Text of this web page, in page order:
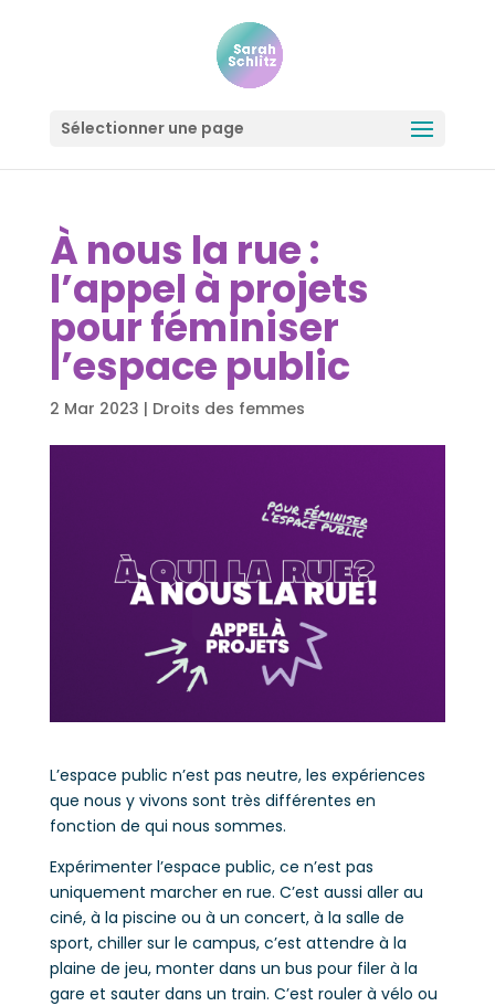
Sélectionner une page
À nous la rue :
l’appel à projets
pour féminiser
l’espace public
2 Mar 2023 | Droits des femmes
L’espace public n’est pas neutre, les expériences
que nous y vivons sont très différentes en
fonction de qui nous sommes.
Expérimenter l’espace public, ce n’est pas
uniquement marcher en rue. C’est aussi aller au
ciné, à la piscine ou à un concert, à la salle de
sport, chiller sur le campus, c’est attendre à la
plaine de jeu, monter dans un bus pour filer à la
gare et sauter dans un train. C’est rouler à vélo ou